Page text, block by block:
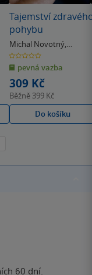
Tajemství
pohybu
Michal Novotný,
Karolína Lišková
0.0
z
5
hvězdiček
pevná vazba
309 Kč
Běžně 399 Kč
Do košíku
60 dní.